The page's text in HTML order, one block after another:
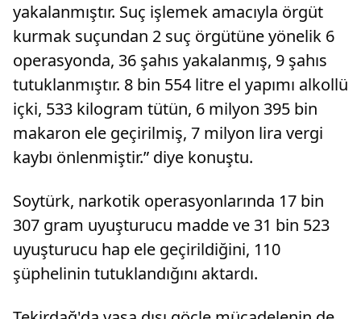
yakalanmıştır. Suç işlemek amacıyla örgüt
kurmak suçundan 2 suç örgütüne yönelik 6
operasyonda, 36 şahıs yakalanmış, 9 şahıs
tutuklanmıştır. 8 bin 554 litre el yapımı alkollü
içki, 533 kilogram tütün, 6 milyon 395 bin
makaron ele geçirilmiş, 7 milyon lira vergi
kaybı önlenmiştir.” diye konuştu.
Soytürk, narkotik operasyonlarında 17 bin
307 gram uyuşturucu madde ve 31 bin 523
uyuşturucu hap ele geçirildiğini, 110
şüphelinin tutuklandığını aktardı.